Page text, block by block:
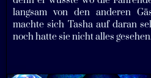
langsam von den anderen
machte sich Tasha auf daran
noch hatte sie nicht alles